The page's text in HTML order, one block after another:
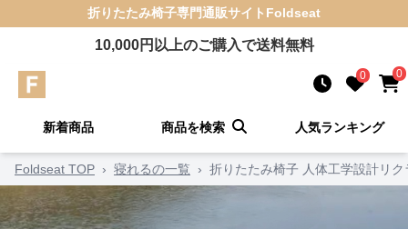
折りたたみ椅子専門通販サイト Foldseat
10,000円以上のご購入で送料無料
0 0
新着商品 商品を検索 人気ランキング
Foldseat TOP › 寝れるの一覧 › 折りたたみ椅子 人体工学設計リ